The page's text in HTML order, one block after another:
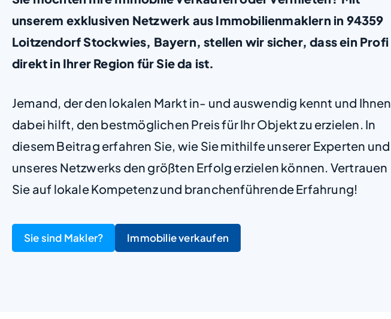
unserem exklusiven Netzwerk aus Immobilienmaklern in 94359
Loitzendorf Stockwies, Bayern, stellen wir sicher, dass ein Profi
direkt in Ihrer Region für Sie da ist.
Jemand, der den lokalen Markt in- und auswendig kennt und Ihnen
dabei hilft, den bestmöglichen Preis für Ihr Objekt zu erzielen. In
diesem Beitrag erfahren Sie, wie Sie mithilfe unserer Experten und
unseres Netzwerks den größten Erfolg erzielen können. Vertrauen
Sie auf lokale Kompetenz und branchenführende Erfahrung!
Sie sind Makler? Immobilie verkaufen